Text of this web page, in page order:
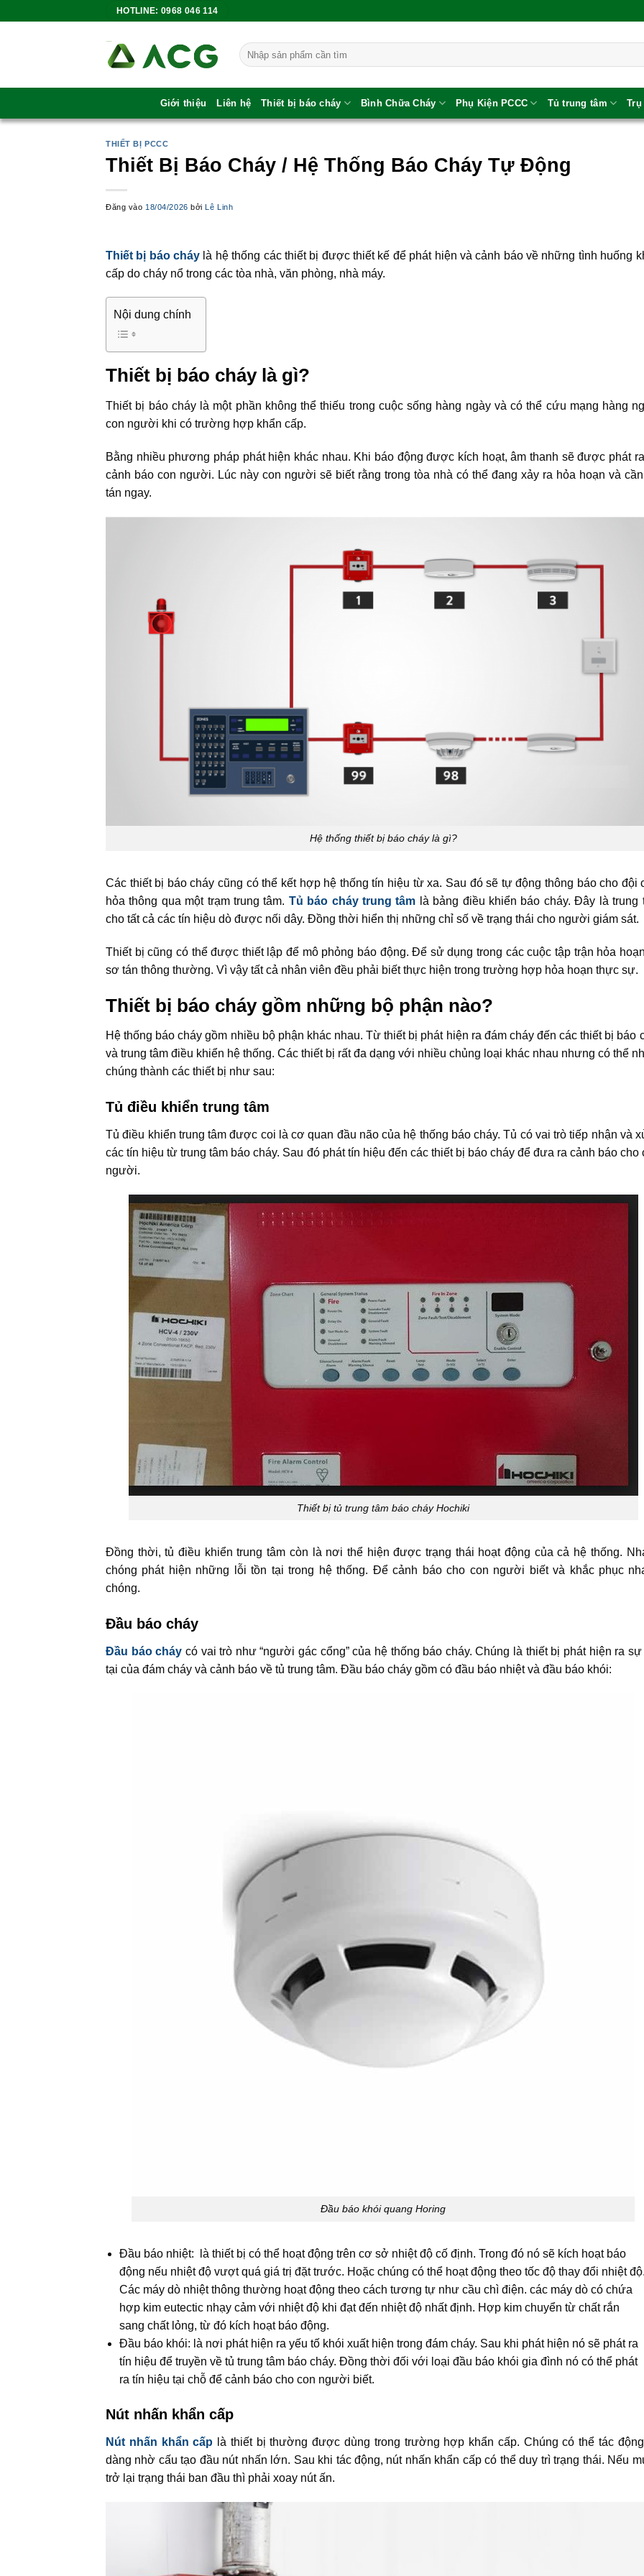
HOTLINE: 0968 046 114
Tìm
kiếm:
Giới thiệu Liên hệ Thiết bị báo cháy Bình Chữa Cháy Phụ Kiện PCCC Tủ trung tâm
THIẾT BỊ PCCC
Thiết Bị Báo Cháy / Hệ Thống Báo Cháy Tự Động
Đăng vào 18/04/2026 bởiLê Linh
Thiết bị báo cháy là hệ thống các thiết bị được thiết kế để phát hiện và cảnh báo về những tình huống
cấp do cháy nổ trong các tòa nhà, văn phòng, nhà máy.
Nội dung chính
Thiết bị báo cháy là gì?
Thiết bị báo cháy là một phần không thể thiếu trong cuộc sống hàng ngày và có thể cứu mạng hàng
con người khi có trường hợp khẩn cấp.
Bằng nhiều phương pháp phát hiện khác nhau. Khi báo động được kích hoạt, âm thanh sẽ được phát
cảnh báo con người. Lúc này con người sẽ biết rằng trong tòa nhà có thể đang xảy ra hỏa hoạn và
tán ngay.
Hệ thống thiết bị báo cháy là gì?
Các thiết bị báo cháy cũng có thể kết hợp hệ thống tín hiệu từ xa. Sau đó sẽ tự động thông báo cho đội
hỏa thông qua một trạm trung tâm. Tủ báo cháy trung tâm là bảng điều khiển báo cháy. Đây là trung
cho tất cả các tín hiệu dò được nối dây. Đồng thời hiển thị những chỉ số về trạng thái cho người giám sát.
Thiết bị cũng có thể được thiết lập để mô phỏng báo động. Để sử dụng trong các cuộc tập trận hỏa
sơ tán thông thường. Vì vậy tất cả nhân viên đều phải biết thực hiện trong trường hợp hỏa hoạn thực sự.
Thiết bị báo cháy gồm những bộ phận nào?
Hệ thống báo cháy gồm nhiều bộ phận khác nhau. Từ thiết bị phát hiện ra đám cháy đến các thiết bị báo
và trung tâm điều khiển hệ thống. Các thiết bị rất đa dạng với nhiều chủng loại khác nhau nhưng có thể
chúng thành các thiết bị như sau:
Tủ điều khiển trung tâm
Tủ điều khiển trung tâm được coi là cơ quan đầu não của hệ thống báo cháy. Tủ có vai trò tiếp nhận và
các tín hiệu từ trung tâm báo cháy. Sau đó phát tín hiệu đến các thiết bị báo cháy để đưa ra cảnh báo cho
người.
Thiết bị tủ trung tâm báo cháy Hochiki
Đồng thời, tủ điều khiển trung tâm còn là nơi thể hiện được trạng thái hoạt động của cả hệ thống.
chóng phát hiện những lỗi tồn tại trong hệ thống. Để cảnh báo cho con người biết và khắc phục
chóng.
Đầu báo cháy
Đầu báo cháy có vai trò như “người gác cổng” của hệ thống báo cháy. Chúng là thiết bị phát hiện ra sự
tại của đám cháy và cảnh báo về tủ trung tâm. Đầu báo cháy gồm có đầu báo nhiệt và đầu báo khói:
Đầu báo khói quang Horing
Đầu báo nhiệt: là thiết bị có thể hoạt động trên cơ sở nhiệt độ cố định. Trong đó nó sẽ kích hoạt báo
động nếu nhiệt độ vượt quá giá trị đặt trước. Hoặc chúng có thể hoạt động theo tốc độ thay đổi nhiệt
Các máy dò nhiệt thông thường hoạt động theo cách tương tự như cầu chì điện. các máy dò có chứa
hợp kim eutectic nhạy cảm với nhiệt độ khi đạt đến nhiệt độ nhất định. Hợp kim chuyển từ chất rắn
sang chất lỏng, từ đó kích hoạt báo động.
Đầu báo khói: là nơi phát hiện ra yếu tố khói xuất hiện trong đám cháy. Sau khi phát hiện nó sẽ phát ra
tín hiệu để truyền về tủ trung tâm báo cháy. Đồng thời đối với loại đầu báo khói gia đình nó có thể phát
ra tín hiệu tại chỗ để cảnh báo cho con người biết.
Nút nhấn khẩn cấp
Nút nhấn khẩn cấp là thiết bị thường được dùng trong trường hợp khẩn cấp. Chúng có thể tác
dàng nhờ cấu tạo đầu nút nhấn lớn. Sau khi tác động, nút nhấn khẩn cấp có thể duy trì trạng thái. Nếu
trở lại trạng thái ban đầu thì phải xoay nút ấn.